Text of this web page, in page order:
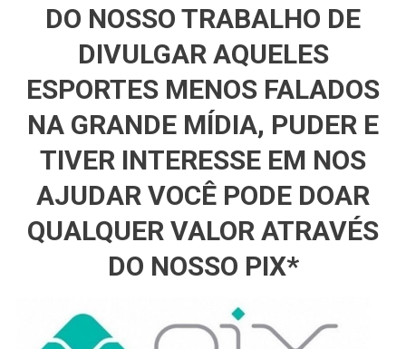
DO NOSSO TRABALHO DE
DIVULGAR AQUELES
ESPORTES MENOS FALADOS
NA GRANDE MÍDIA, PUDER E
TIVER INTERESSE EM NOS
AJUDAR VOCÊ PODE DOAR
QUALQUER VALOR ATRAVÉS
DO NOSSO PIX*